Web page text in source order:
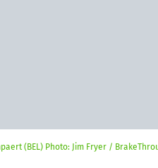
(BEL) Photo: Jim Fryer /